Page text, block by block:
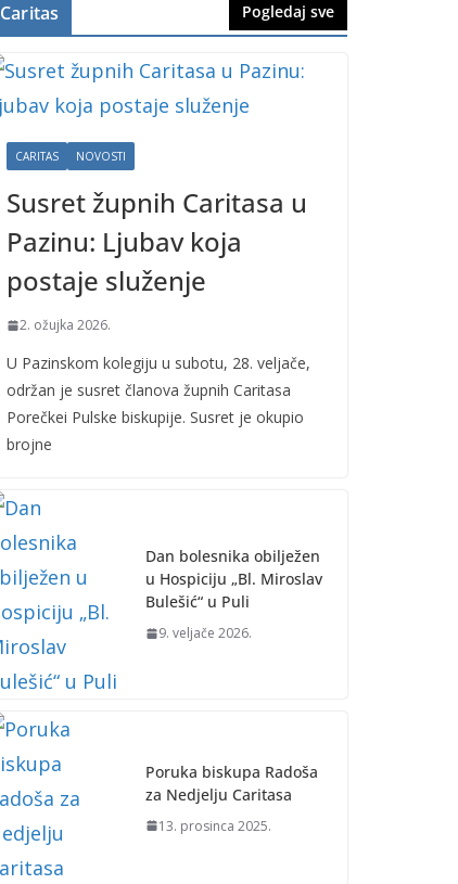
Caritas Pogledaj sve
CARITAS NOVOSTI
Susret župnih Caritasa u
Pazinu: Ljubav koja
postaje služenje
2. ožujka 2026.
U Pazinskom kolegiju u subotu, 28. veljače,
održan je susret članova župnih Caritasa
Porečkei Pulske biskupije. Susret je okupio
brojne
Dan bolesnika obilježen
u Hospiciju „Bl. Miroslav
Bulešić“ u Puli
9. veljače 2026.
Poruka biskupa Radoša
za Nedjelju Caritasa
13. prosinca 2025.